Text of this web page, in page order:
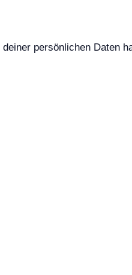
persönlichen Daten